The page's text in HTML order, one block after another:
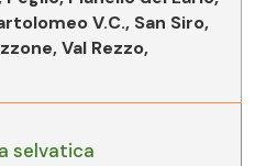
V.C., San Siro,
Val Rezzo,
selvatica